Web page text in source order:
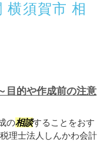
横須賀市 相
目的や作成前の注意
の相談することをおす
理士法人しんかわ会計